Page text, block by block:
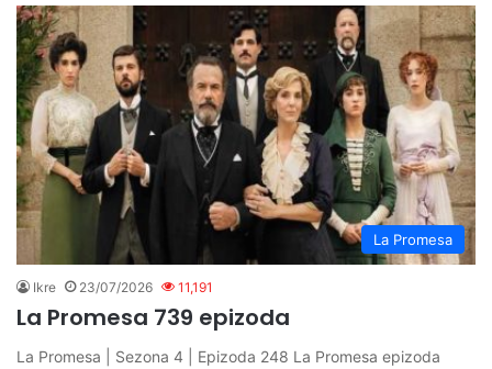
La Promesa
Ikre 23/07/2026 11,191
La Promesa 739 epizoda
La Promesa | Sezona 4 | Epizoda 248 La Promesa epizoda